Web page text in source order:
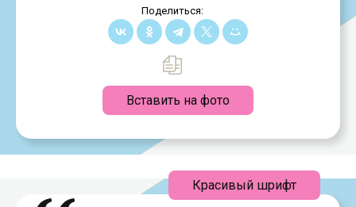
Поделиться:
Вставить на фото
Красивый шрифт